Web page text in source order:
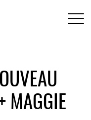
MAGGIE